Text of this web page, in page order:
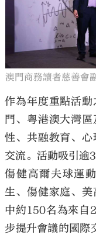
澳門商務讀者慈善會
作為年度重點活
門、粵港澳大灣
性、共融教育、
交流。活動吸引逾
傷健高爾夫球運
生、傷健家庭、
中約150名為來自
步提升會議的國際